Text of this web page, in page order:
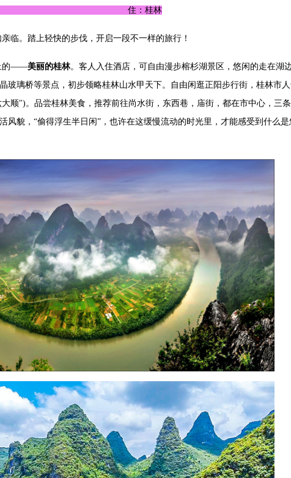
桂林 住：桂林
临。踏上轻快的步伐，开启一段不一样的旅行！
的——美丽的桂林。客人入住酒店，可自由漫步榕杉湖景区，悠闲的走在湖
玻璃桥等景点，初步领略桂林山水甲天下。自由闲逛正阳步行街，桂林市
顺")。品尝桂林美食，推荐前往尚水街，东西巷，庙街，都在市中心，三
风貌，“偷得浮生半日闲”，也许在这缓慢流动的时光里，才能感受到什么是